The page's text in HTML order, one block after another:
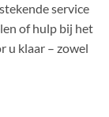
service
of hulp bij het
u klaar – zowel